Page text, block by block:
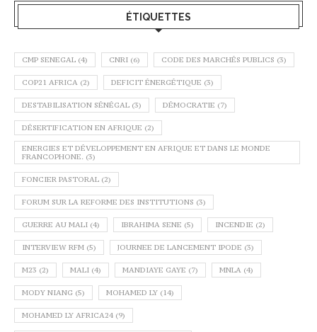
ÉTIQUETTES
CMP SENEGAL (4) CNRI (6) CODE DES MARCHÉS PUBLICS (3)
COP21 AFRICA (2) DEFICIT ÉNERGÉTIQUE (3)
DESTABILISATION SÉNÉGAL (3) DÉMOCRATIE (7)
DÉSERTIFICATION EN AFRIQUE (2)
ENERGIES ET DÉVELOPPEMENT EN AFRIQUE ET DANS LE MONDE
FRANCOPHONE. (3)
FONCIER PASTORAL (2)
FORUM SUR LA REFORME DES INSTITUTIONS (3)
GUERRE AU MALI (4) IBRAHIMA SENE (5) INCENDIE (2)
INTERVIEW RFM (5) JOURNEE DE LANCEMENT IPODE (3)
M23 (2) MALI (4) MANDIAYE GAYE (7) MNLA (4)
MODY NIANG (5) MOHAMED LY (14)
MOHAMED LY AFRICA24 (9)